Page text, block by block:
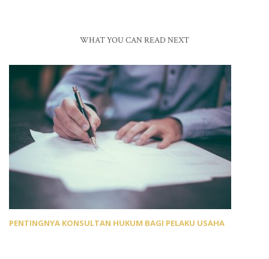
WHAT YOU CAN READ NEXT
PENTINGNYA KONSULTAN HUKUM BAGI PELAKU USAHA